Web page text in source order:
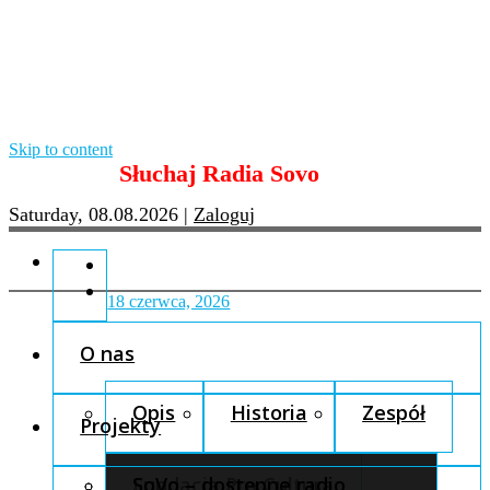
Skip to content
Słuchaj Radia Sovo
Saturday, 08.08.2026 | Zaloguj
O nas
Opis Historia Zespół
Fundacja Pro Cultura
Projekty
SoVo – dostępne radio
18 czerwca, 2026